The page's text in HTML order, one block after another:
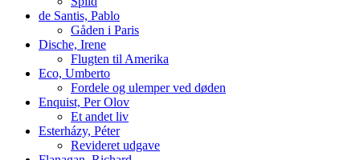
de Santis, Pablo
Gåden i Paris
Dische, Irene
Flugten til Amerika
Eco, Umberto
Fordele og ulemper ved døden
Enquist, Per Olov
Et andet liv
Esterházy, Péter
Revideret udgave